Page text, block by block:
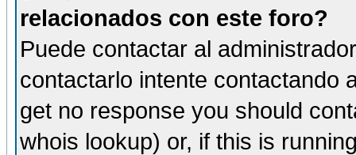
relacionados con este foro?
Puede contactar al
contactarlo intente contactando
get no response you should
whois lookup) or, if this is